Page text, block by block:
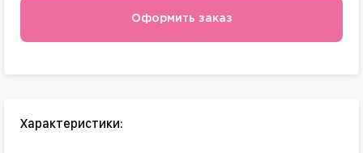
Оформить заказ
Характеристики: